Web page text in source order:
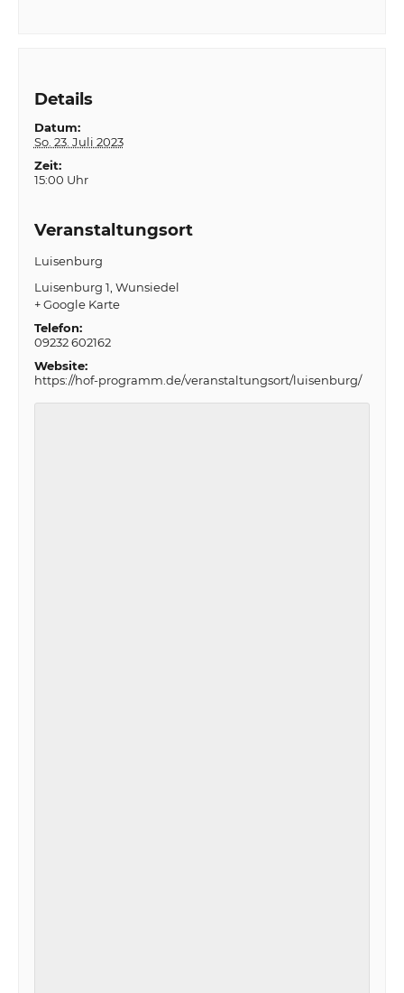
Details
Datum:
So. 23. Juli 2023
Zeit:
15:00 Uhr
Veranstaltungsort
Luisenburg
Luisenburg 1 Wunsiedel
+ Google Karte
Telefon:
09232 602162
Website:
https://hof-programm.de/veranstaltungsort/luisenburg/